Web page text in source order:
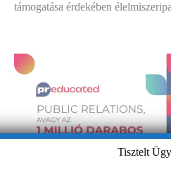
támogatása érdekében
Tisztelt